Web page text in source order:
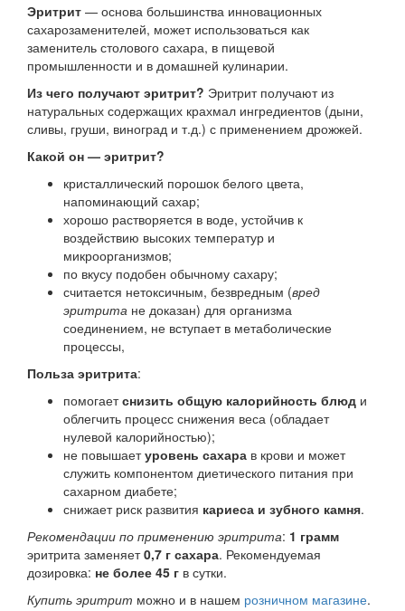
Эритрит — основа большинства инновационных
сахарозаменителей, может использоваться как
заменитель столового сахара, в пищевой
промышленности и в домашней кулинарии.
Из чего получают эритрит? Эритрит получают из
натуральных содержащих крахмал ингредиентов (дыни,
сливы, груши, виноград и т.д.) с применением дрожжей.
Какой он — эритрит?
кристаллический порошок белого цвета,
напоминающий сахар;
хорошо растворяется в воде, устойчив к
воздействию высоких температур и
микроорганизмов;
по вкусу подобен обычному сахару;
считается нетоксичным, безвредным (вред
эритрита не доказан) для организма
соединением, не вступает в метаболические
процессы,
Польза эритрита:
помогаетснизить общую калорийность блюд и
облегчить процесс снижения веса (обладает
нулевой калорийностью);
не повышаетуровень сахара в крови и может
служить компонентом диетического питания при
сахарном диабете;
снижает риск развития кариеса и зубного камня.
Рекомендации по применению эритрита: 1 грамм
эритрита заменяет0,7 г сахара. Рекомендуемая
дозировка: не более 45 г в сутки.
Купить эритрит можно и в нашем розничном магазине.